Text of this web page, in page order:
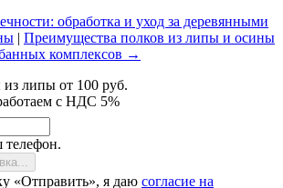
обработка и уход за деревянными
| Преимущества полков из липы и осины
комплексов →
из липы от 100 руб.
с НДС 5%
телефон.
Отправить , я даю согласие на